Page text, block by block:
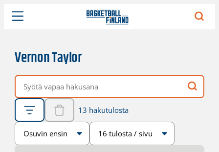
Vernon Taylor
Vapaa hakusana
13 hakutulosta
Järjestys
Sivukoko